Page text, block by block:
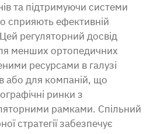
та підтримуючи системи
сприяють ефективній
регуляторний досвід
менших ортопедичних
ресурсами в галузі
або для компаній, що
ринки з
рамками. Спільний
стратегії забезпечує